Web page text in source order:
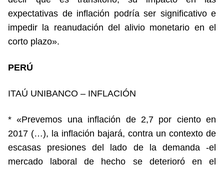
expectativas de inflación podría ser significativo e
impedir la reanudación del alivio monetario en el
corto plazo».
PERÚ
ITAÚ UNIBANCO – INFLACIÓN
* «Prevemos una inflación de 2,7 por ciento en
2017 (…), la inflación bajará, contra un contexto de
escasas presiones del lado de la demanda -el
mercado laboral de hecho se deterioró en el